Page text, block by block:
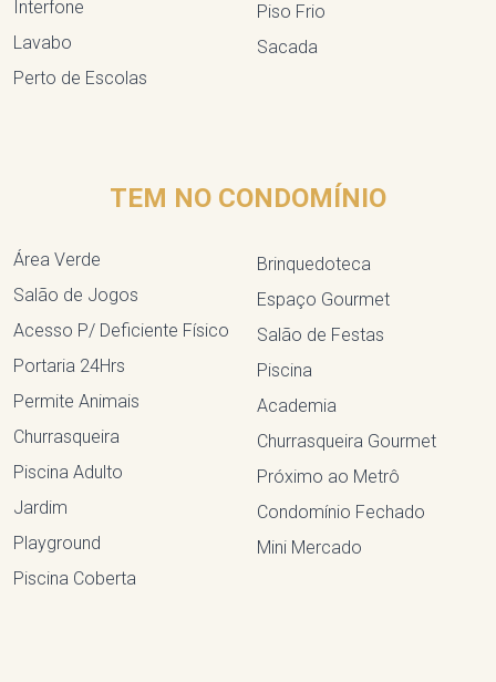
Interfone
Lavabo
Perto de Escolas
Piso Frio
Sacada
TEM NO CONDOMÍNIO
Área Verde
Salão de Jogos
Acesso P/ Deficiente Físico
Portaria 24Hrs
Permite Animais
Churrasqueira
Piscina Adulto
Jardim
Playground
Piscina Coberta
Brinquedoteca
Espaço Gourmet
Salão de Festas
Piscina
Academia
Churrasqueira Gourmet
Próximo ao Metrô
Condomínio Fechado
Mini Mercado